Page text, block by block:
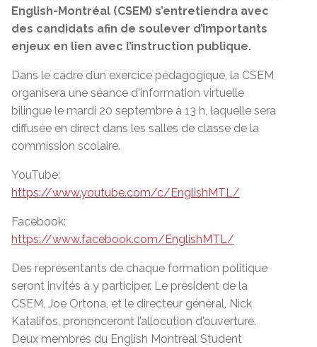
English-Montréal (CSEM) s’entretiendra avec
des candidats afin de soulever d’importants
enjeux en lien avec l’instruction publique.
Dans le cadre d’un exercice pédagogique, la CSEM
organisera une séance d'information virtuelle
bilingue le mardi 20 septembre à 13 h, laquelle sera
diffusée en direct dans les salles de classe de la
commission scolaire.
YouTube:
https://www.youtube.com/c/EnglishMTL/
Facebook:
https://www.facebook.com/EnglishMTL/
Des représentants de chaque formation politique
seront invités à y participer. Le président de la
CSEM, Joe Ortona, et le directeur général, Nick
Katalifos, prononceront l’allocution d'ouverture.
Deux membres du English Montreal Student